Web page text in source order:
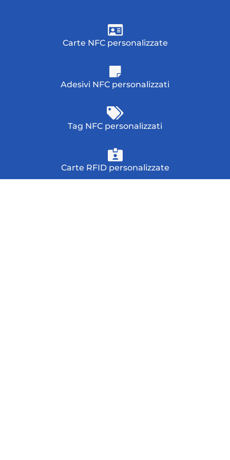
Carte NFC personalizzate
Adesivi NFC personalizzati
Tag NFC personalizzati
Carte RFID personalizzate